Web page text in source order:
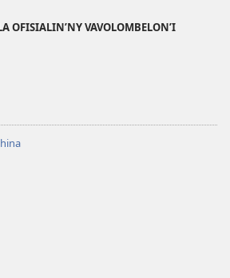
OFISIALIN’NY VAVOLOMBELON’I